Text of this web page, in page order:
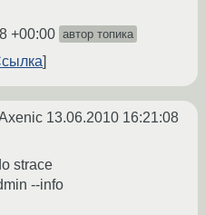
+00:00 автор топика
13.06.2010 16:21:08
strace
--info